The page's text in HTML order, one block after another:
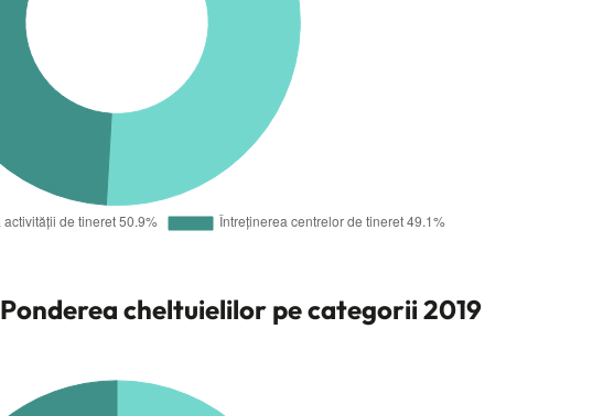
Ponderea cheltuielilor pe categorii 2019